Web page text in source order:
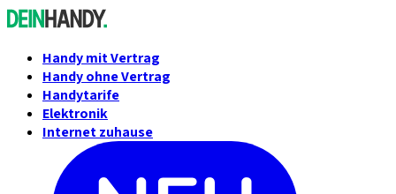
Handy mit Vertrag
Handy ohne Vertrag
Handytarife
Elektronik
Internet zuhause